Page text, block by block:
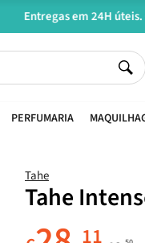
Oferta de portes a partir de
PERFUMARIA
Tahe
Tahe
11